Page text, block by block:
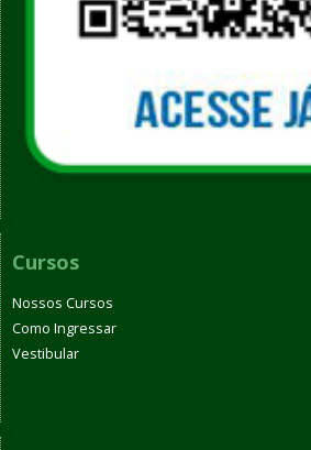
Cursos
Nossos Cursos
Como Ingressar
Vestibular